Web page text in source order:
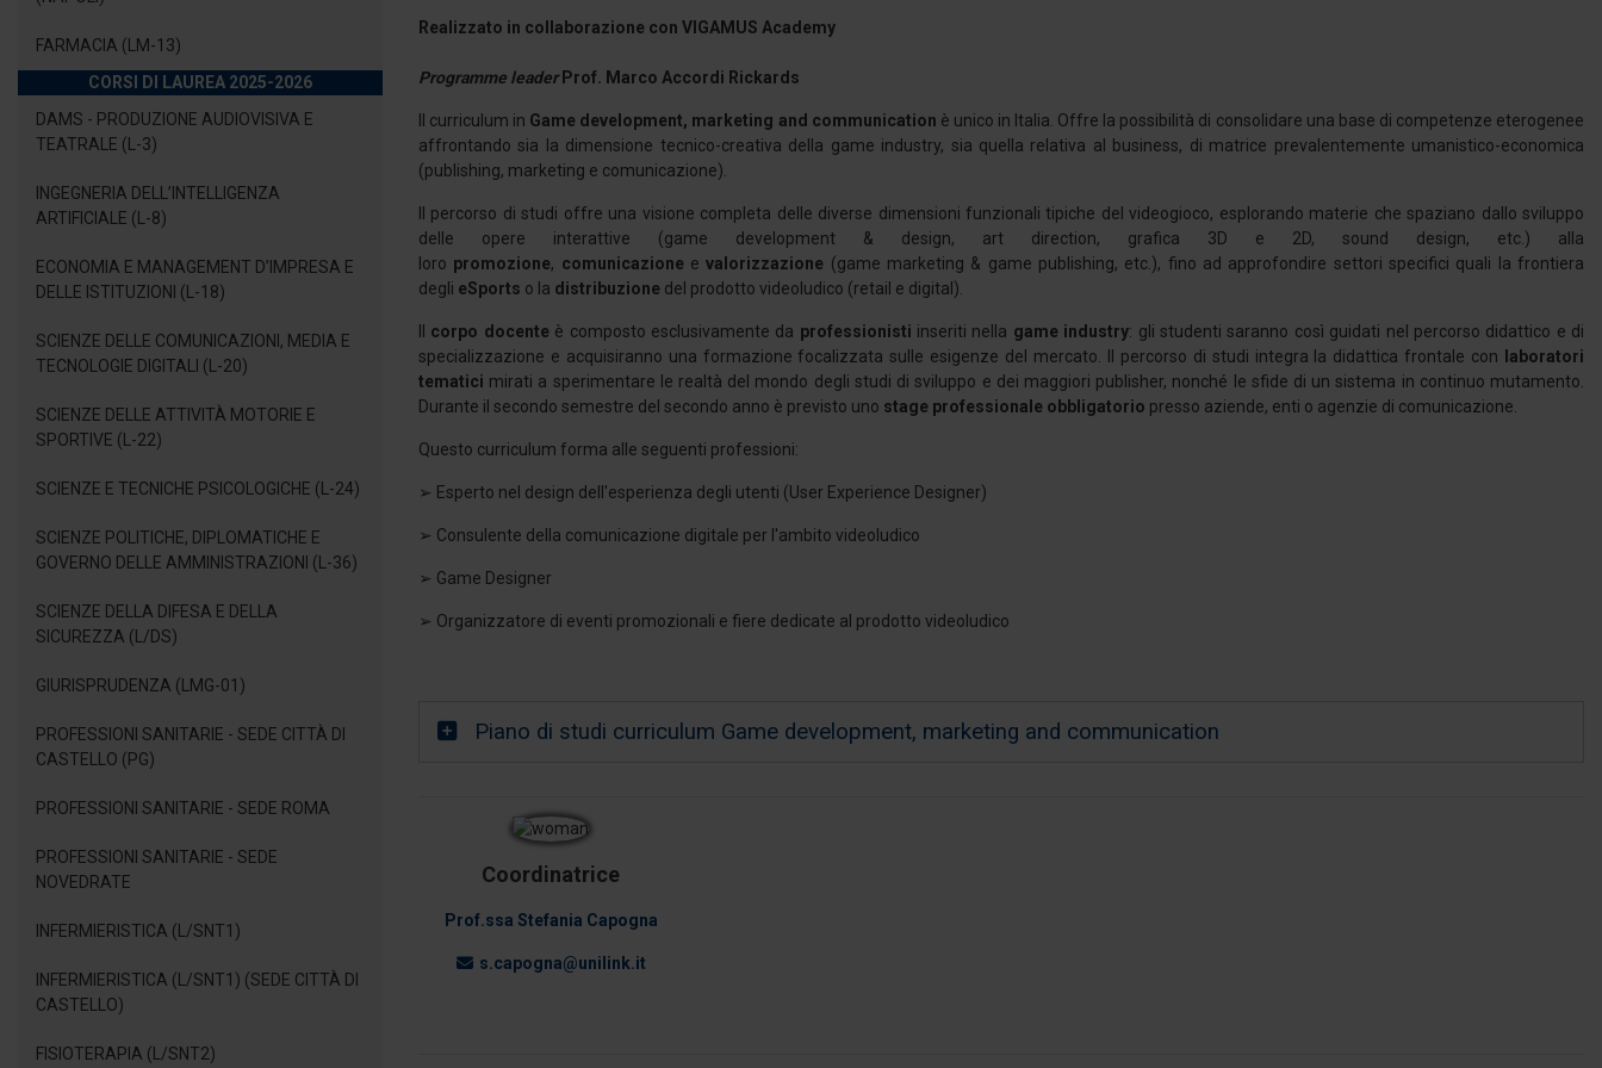
FARMACIA (LM-13)
CORSI DI LAUREA 2025-2026
DAMS - PRODUZIONE AUDIOVISIVA E
TEATRALE (L-3)
INGEGNERIA DELL’INTELLIGENZA
ARTIFICIALE (L-8)
ECONOMIA E MANAGEMENT D’IMPRESA E
DELLE ISTITUZIONI (L-18)
SCIENZE DELLE COMUNICAZIONI, MEDIA E
TECNOLOGIE DIGITALI (L-20)
SCIENZE DELLE ATTIVITÀ MOTORIE E
SPORTIVE (L-22)
SCIENZE E TECNICHE PSICOLOGICHE (L-24)
SCIENZE POLITICHE, DIPLOMATICHE E
GOVERNO DELLE AMMINISTRAZIONI (L-36)
SCIENZE DELLA DIFESA E DELLA
SICUREZZA (L/DS)
GIURISPRUDENZA (LMG-01)
PROFESSIONI SANITARIE - SEDE CITTÀ DI
CASTELLO (PG)
PROFESSIONI SANITARIE - SEDE ROMA
PROFESSIONI SANITARIE - SEDE
NOVEDRATE
INFERMIERISTICA (L/SNT1)
INFERMIERISTICA (L/SNT1) (SEDE CITTÀ DI
CASTELLO)
FISIOTERAPIA (L/SNT2)
Realizzato in collaborazione con VIGAMUS Academy
Programme leaderProf. Marco Accordi Rickards
Il curriculum in Game development, marketing and communication è unico in Italia. Offre la possibilità di consolidare una base di competenze eterogenee
affrontando sia la dimensione tecnico-creativa della game industry, sia quella relativa al business, di matrice prevalentemente umanistico-economica
(publishing, marketing e comunicazione).
Il percorso di studi offre una visione completa delle diverse dimensioni funzionali tipiche del videogioco, esplorando materie che spaziano dallo sviluppo
delle opere interattive (game development & design, art direction, grafica 3D e 2D, sound design, etc.) alla
loro promozione, comunicazioneevalorizzazione (game marketing & game publishing, etc.), fino ad approfondire settori specifici quali la frontiera
degli eSports o la distribuzione del prodotto videoludico (retail e digital).
corpo docenteè composto esclusivamente da professionisti inseriti nella game industry: gli studenti saranno così guidati nel percorso didattico e di
specializzazione e acquisiranno una formazione focalizzata sulle esigenze del mercato. Il percorso di studi integra la didattica frontale con
laboratori
tematici mirati a sperimentare le realtà del mondo degli studi di sviluppo e dei maggiori publisher, nonché le sfide di un sistema in continuo mutamento.
Durante il secondo semestre del secondo anno è previsto uno stage professionale obbligatorio presso aziende, enti o agenzie di comunicazione.
Questo curriculum forma alle seguenti professioni:
➢ Esperto nel design dell'esperienza degli utenti (User Experience Designer)
➢ Consulente della comunicazione digitale per l'ambito videoludico
➢ Game Designer
➢ Organizzatore di eventi promozionali e fiere dedicate al prodotto videoludico
Piano di studi curriculum Game development, marketing and communication
Coordinatrice
Prof.ssa Stefania Capogna
s.capogna@unilink.it